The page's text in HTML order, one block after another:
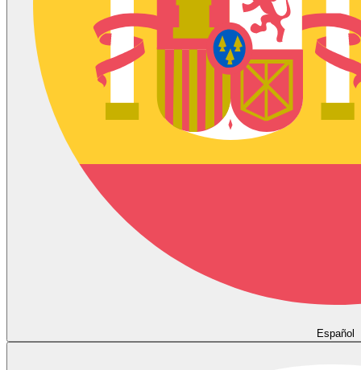
Español